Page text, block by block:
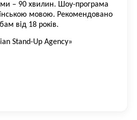
– 90 хвилин. Шоу-програма
мовою. Рекомендовано
від 18 років.
Stand-Up Agency»